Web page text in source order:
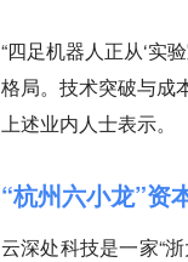
“四足机器人正从‘实
格局。技术突破与成
上述业内人士表示。
“杭州六小龙”资
云深处科技是一家“